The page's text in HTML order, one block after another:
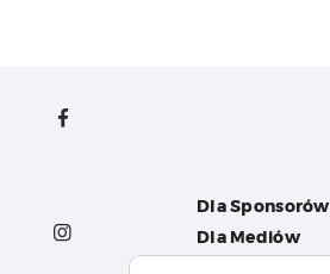
Dla Sponsorów
Dla Mediów